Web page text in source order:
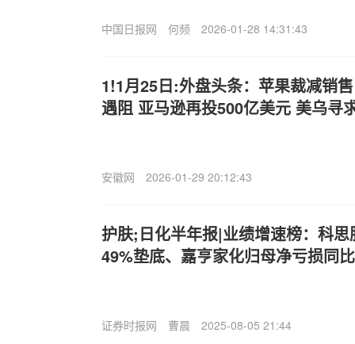
中国日报网 何频 2026-01-28 14:31:43
1!1月25日:外盘头条：苹果裁减销
遇阻 亚马逊再投500亿美元 美乌寻
安徽网 2026-01-29 20:12:43
护肤;日化半年报|业绩增速榜：科
49%垫底、嘉亨家化归母净亏损同
证券时报网 曹晨 2025-08-05 21:44